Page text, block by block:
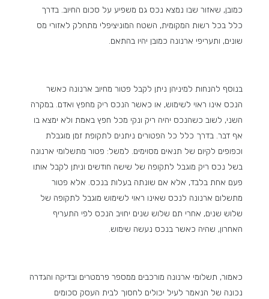
כמובן, שאזור שבו נמצא נכס גם משפיע על סכום החיוב. בדרך
כלל בכל רשות המקומית, השטח המוניציפלי מתחלק לאזורי מס
שונים, ותעריפי ארנונה כמובן יהיו בהתאם.
בנוסף להנחות למיניהן ניתן לקבל פטור מחיוב ארנונה כאשר
הנכס אינו ראוי לשימוש, או כאשר הנכס ריק מחפץ ואדם. במקרה
השני, לשוב כשהנכס יהיה ריק ונקי מכל חפץ באמת ולא ימצא בו
אף דבר. בדרך כלל כל הפטורים ניתנים לתקופת זמן מוגבלת
וכפופים לקיום של תנאים מסוימים. למשל: פטור מתשלומי ארנונה
בשל נכס ריק מוגבל לתקופה של שישה חודשים וניתן לקבל אותו
פעם אחת בלבד, אלא אם שונתה בעלות בנכס. אלא פטור
מתשלום ארנונה לנכס שאינו ראוי לשימוש מוגבל לתקופה של
שלוש שנים, אחרי תם שלוש שנים יחויב הנכס לפי התעריף
האחרון, שהיה כאשר בנכס נעשה שימוש.
כאמור, תשלומי ארנונה מורכבים ממספר פרמטרים ובדיקה והגדרה
נכונה של הנאמר לעיל יכולים לחסוך לבית העסק סכומים